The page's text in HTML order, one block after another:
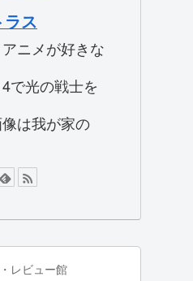
ラス
ニメが好きな
で光の戦士を
は我が家の
レビュー館